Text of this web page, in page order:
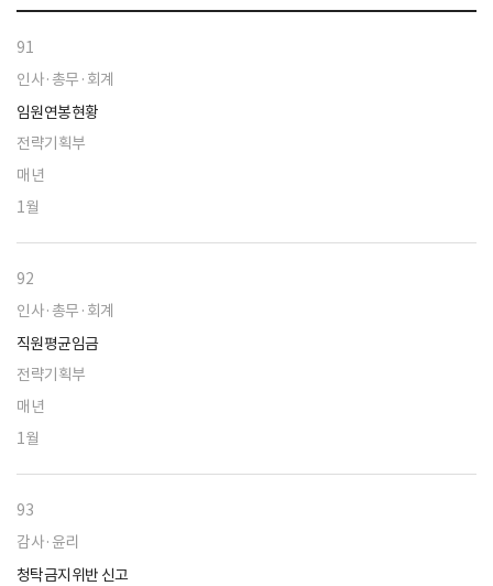
택
91
인사·총무·회계
임원연봉현황
전략기획부
매년
1월
92
인사·총무·회계
직원평균임금
전략기획부
매년
1월
93
감사·윤리
청탁금지위반 신고